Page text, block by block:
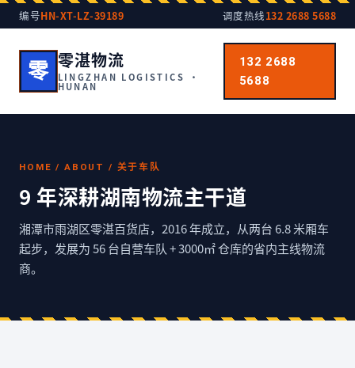
编号HN-XT-LZ-39189 调度热线132 2688 5688
零 零湛物流
LINGZHAN LOGISTICS ·
HUNAN
132 2688
5688
HOME / ABOUT / 关于车队
9 年深耕湖南物流主干道
湘潭市雨湖区零湛百货店，2016 年成立，从两台 6.8 米厢车
起步，发展为 56 台自营车队 + 3000㎡ 仓库的省内主线物流
商。